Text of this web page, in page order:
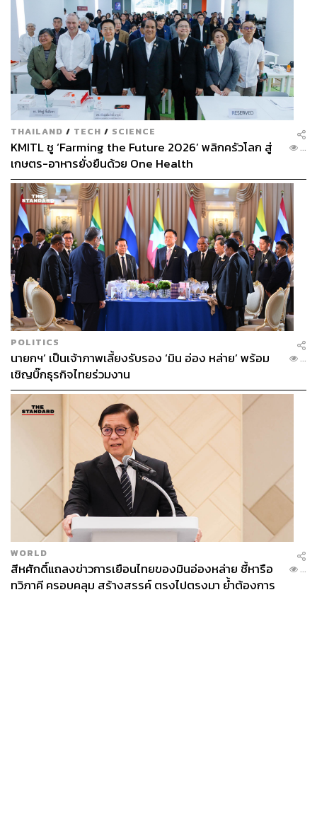
THAILAND / TECH / SCIENCE
KMITL ชู ‘Farming the Future 2026’ พลิกครัวโลก สู่
เกษตร-อาหารยั่งยืนด้วย One Health
...
POLITICS
นายกฯ’ เป็นเจ้าภาพเลี้ยงรับรอง ‘มิน อ่อง หล่าย’ พร้อม
เชิญบิ๊กธุรกิจไทยร่วมงาน
...
WORLD
สีหศักดิ์แถลงข่าวการเยือนไทยของมินอ่องหล่าย ชี้หารือ
ทวิภาคี ครอบคลุม สร้างสรรค์ ตรงไปตรงมา ย้ำต้องการ
...